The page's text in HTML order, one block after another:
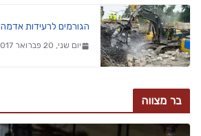
הגורמים לרעידות אדמה
יום שני, 20 פברואר 2017, 10:25
בר מצווה